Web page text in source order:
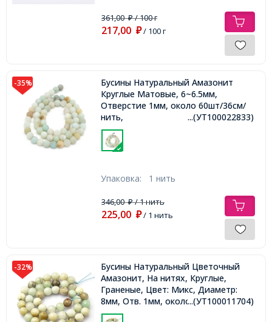
361,00₽/ 100 г
217,00 ₽/ 100 г
-35%
Бусины Натуральный Амазонит
Круглые Матовые, 6~6.5мм,
Отверстие 1мм, около 60шт/36см/
нить,
...(УТ100022833)
Упаковка: 1 нить
346,00₽/ 1 нить
225,00 ₽/ 1 нить
-32%
Бусины Натуральный Цветочный
Амазонит, На нитях, Круглые,
Граненые, Цвет: Микс, Диаметр:
8мм, Отв. 1мм, около 44шт/35см/
нить,
...(УТ100011704)